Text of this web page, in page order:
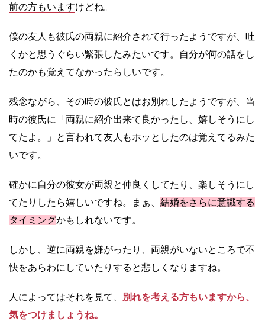
前の方もいますけどね。
僕の友人も彼氏の両親に紹介されて行ったようですが、吐
くかと思うぐらい緊張したみたいです。自分が何の話をし
たのかも覚えてなかったらしいです。
残念ながら、その時の彼氏とはお別れしたようですが、当
時の彼氏に「両親に紹介出来て良かったし、嬉しそうにし
てたよ。」と言われて友人もホッとしたのは覚えてるみた
いです。
確かに自分の彼女が両親と仲良くしてたり、楽しそうにし
てたりしたら嬉しいですね。まぁ、 結婚をさらに意識する
タイミングかもしれないです。
しかし、逆に両親を嫌がったり、両親がいないところで不
快をあらわにしていたりすると悲しくなりますね。
人によってはそれを見て、
別れを考える方もいますから、
気をつけましょうね。